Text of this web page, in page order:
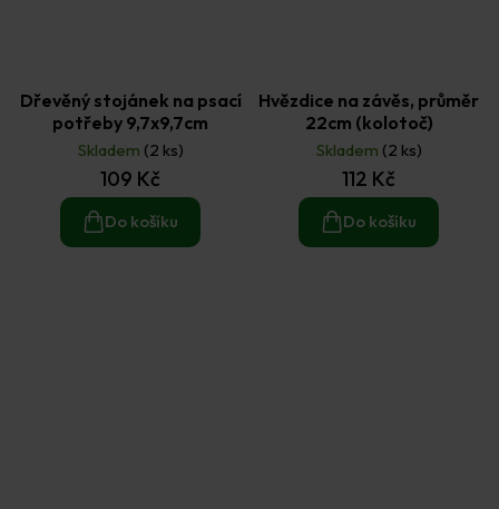
Dřevěný stojánek na psací
potřeby 9,7x9,7cm
Skladem (2 ks)
109 Kč
Do košíku
Hvězdice na závěs, průměr
22cm (kolotoč)
Skladem (2 ks)
112 Kč
Do košíku